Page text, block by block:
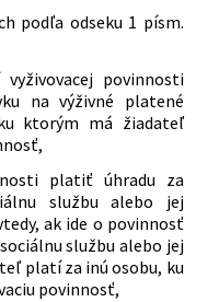
podľa odseku 1 písm.
povinnosti
na výživné platené
ktorým má žiadateľ
platiť úhradu za
službu alebo jej
ak ide o povinnosť
službu alebo jej
platí za inú osobu, ku
povinnosť,